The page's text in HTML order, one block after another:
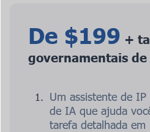
De $199 +
governamentais
Um assistente de
de IA que ajuda
tarefa detalhada em